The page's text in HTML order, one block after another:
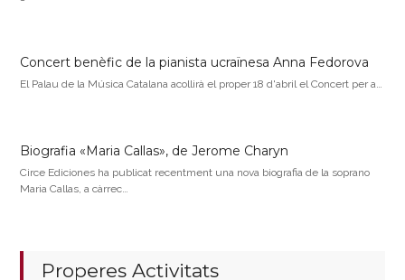
Concert benèfic de la pianista ucraïnesa Anna Fedorova
El Palau de la Música Catalana acollirà el proper 18 d'abril el Concert per a…
Biografia «Maria Callas», de Jerome Charyn
Circe Ediciones ha publicat recentment una nova biografia de la soprano
Maria Callas, a càrrec…
Properes Activitats